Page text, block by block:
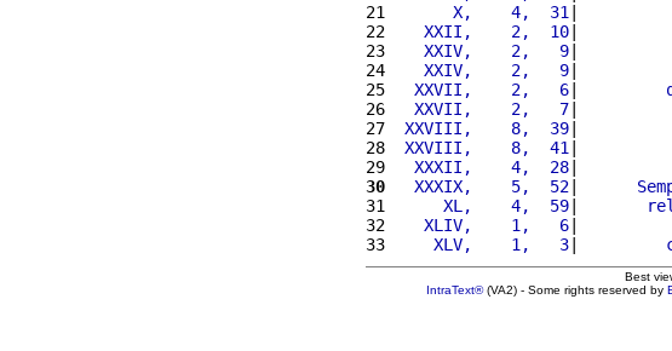
21
      X,    4,  31
22
   XXII,    2,  10
23
   XXIV,    2,   9
|
24
   XXIV,    2,   9
25
  XXVII,    2,   6
|
26
  XXVII,    2,   7
27
XXVIII,    8,  39|
28
XXVIII,    8,  41
29
  XXXII,    4,  28
30
  XXXIX,    5,  52
|
31
     XL,    4,  59
|
32
   XLIV,    1,   6
|
33
    XLV,    1,   3
|
Best
IntraText®(VA2) - Some rights reserved by